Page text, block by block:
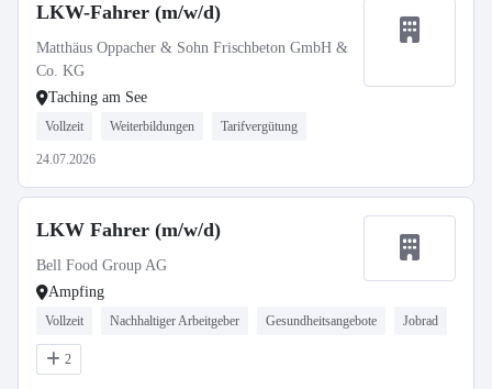
LKW-Fahrer (m/w/d)
Matthäus Oppacher & Sohn Frischbeton GmbH &
Co. KG
Taching am See
Vollzeit Weiterbildungen Tarifvergütung
24.07.2026
LKW Fahrer (m/w/d)
Bell Food Group AG
Ampfing
Vollzeit Nachhaltiger Arbeitgeber Gesundheitsangebote Jobrad
2